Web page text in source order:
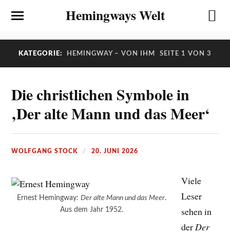
Hemingways Welt
KATEGORIE: HEMINGWAY – VON IHM SEITE 1 VON 3
Die christlichen Symbole in
‚Der alte Mann und das Meer‘
WOLFGANG STOCK 20. JUNI 2026
Ernest Hemingway:Der alte Mann und das Meer.
Aus dem Jahr 1952.
Viele
Leser
sehen in
der Der